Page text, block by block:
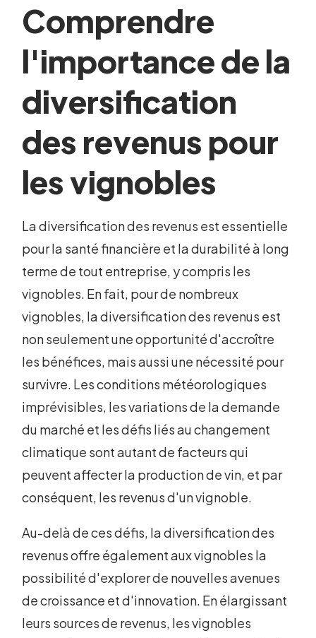
Comprendre
l'importance de la
diversification
des revenus pour
les vignobles
La diversification des revenus est essentielle
pour la santé financière et la durabilité à long
terme de tout entreprise, y compris les
vignobles. En fait, pour de nombreux
vignobles, la diversification des revenus est
non seulement une opportunité d'accroître
les bénéfices, mais aussi une nécessité pour
survivre. Les conditions météorologiques
imprévisibles, les variations de la demande
du marché et les défis liés au changement
climatique sont autant de facteurs qui
peuvent affecter la production de vin, et par
conséquent, les revenus d'un vignoble.
Au-delà de ces défis, la diversification des
revenus offre également aux vignobles la
possibilité d'explorer de nouvelles avenues
de croissance et d'innovation. En élargissant
leurs sources de revenus, les vignobles